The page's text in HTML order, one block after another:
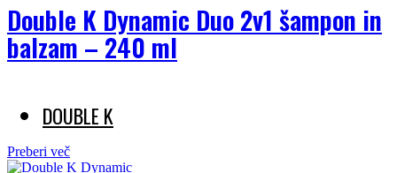
Double K Dynamic Duo 2v1 šampon in
balzam – 240 ml
DOUBLE K
Preberi več